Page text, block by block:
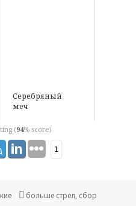
Серебряный
меч
(94% score)
1
Метки
больше стрел, сбор